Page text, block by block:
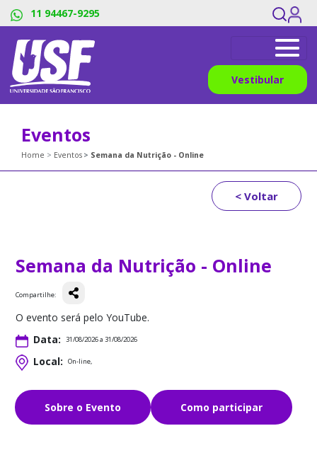
11 94467-9295
Vestibular
Eventos
Home Eventos Semana da Nutrição - Online
< Voltar
Semana da Nutrição - Online
Compartilhe:
O evento será pelo YouTube.
Data:
31/08/2026 a 31/08/2026
Local: On-line,
Sobre o Evento Como participar